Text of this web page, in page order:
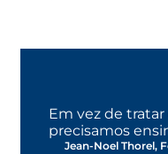
Em vez de
precisamos
Jean-Noel Thorel,